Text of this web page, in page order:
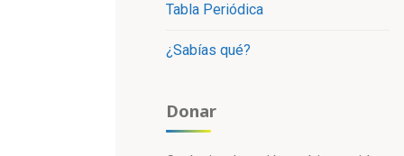
Tabla Periódica
¿Sabías qué?
Donar